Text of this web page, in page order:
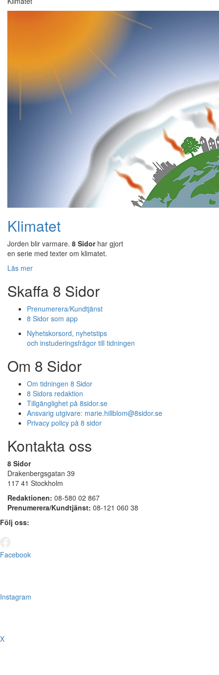
Klimatet
Jorden blir varmare. 8 Sidorhar gjort
en serie med texter om klimatet.
Läs mer
Skaffa 8 Sidor
Prenumerera/Kundtjänst
8 Sidor som app
Nyhetskorsord, nyhetstips
och instuderingsfrågor till tidningen
Om 8 Sidor
Om tidningen 8 Sidor
8 Sidors redaktion
Tillgänglighet på 8sidor.se
Ansvarig utgivare: marie.hillblom@8sidor.se
Privacy policy på 8 sidor
Kontakta oss
8 Sidor
Drakenbergsgatan 39
117 41 Stockholm
Redaktionen: 08-580 02 867
Prenumerera/Kundtjänst: 08-121 060 38
Följ oss:
Facebook
Instagram
X